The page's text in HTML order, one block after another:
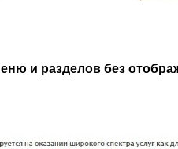
и разделов без